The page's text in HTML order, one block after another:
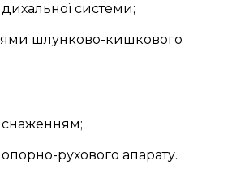
системи;
шлунково-кишкового
рухового апарату.